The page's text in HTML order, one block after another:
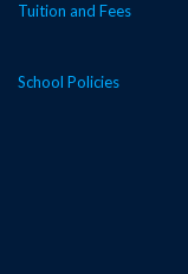
Tuition and Fees
School Policies